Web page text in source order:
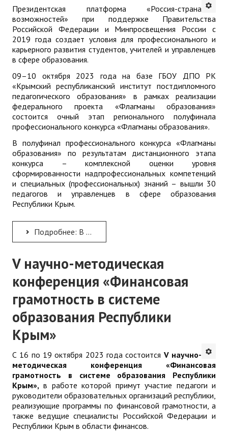
Президентская платформа «Россия-страна
возможностей» при поддержке Правительства
Российской Федерации и Минпросвещения России с
2019 года создает условия для профессионального и
карьерного развития студентов, учителей и управленцев
в сфере образования.
09–10 октября 2023 года на базе ГБОУ ДПО РК
«Крымский республиканский институт постдипломного
педагогического образования» в рамках реализации
федерального проекта «Флагманы образования»
состоится очный этап регионального полуфинала
профессионального конкурса «Флагманы образования».
В полуфинал профессионального конкурса «Флагманы
образования» по результатам дистанционного этапа
конкурса – комплексной оценки уровня
сформированности надпрофессиональных компетенций
и специальных (профессиональных) знаний – вышли 30
педагогов и управленцев в сфере образования
Республики Крым.
Подробнее: В Республике Крым стартовал региональный полуфинал профессионального конкурса «Флагманы...
V научно-методическая
конференция «Финансовая
грамотность в системе
образования Республики
Крым»
С 16 по 19 октября 2023 года состоится V научно-
методическая конференция «Финансовая
грамотность в системе образования Республики
Крым», в работе которой примут участие педагоги и
руководители образовательных организаций республики,
реализующие программы по финансовой грамотности, а
также ведущие специалисты Российской Федерации и
Республики Крым в области финансов.